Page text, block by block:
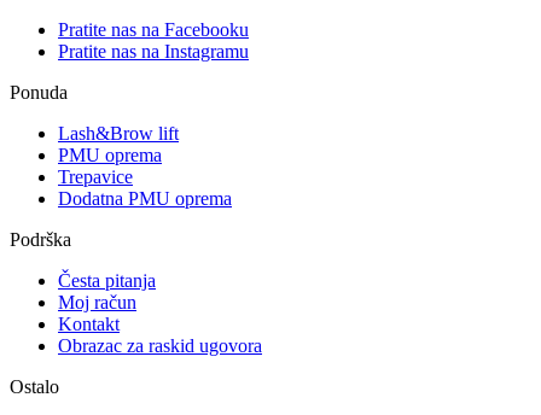
Pratite nas na Facebooku
Pratite nas na Instagramu
Ponuda
Lash&Brow lift
PMU oprema
Trepavice
Dodatna PMU oprema
Podrška
Česta pitanja
Moj račun
Kontakt
Obrazac za raskid ugovora
Ostalo